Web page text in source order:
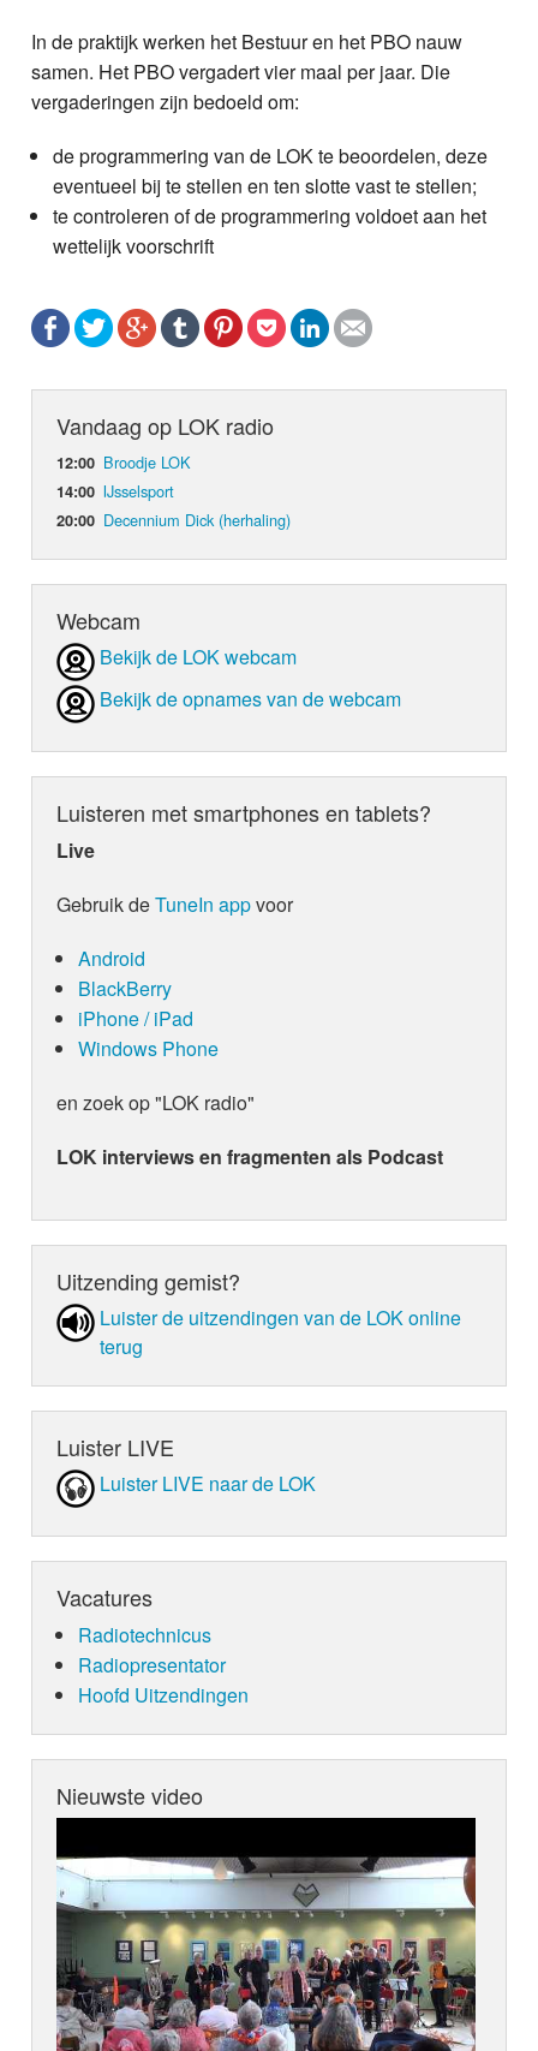
In de praktijk werken het Bestuur en het PBO nauw
samen. Het PBO vergadert vier maal per jaar. Die
vergaderingen zijn bedoeld om:
de programmering van de LOK te beoordelen, deze
eventueel bij te stellen en ten slotte vast te stellen;
te controleren of de programmering voldoet aan het
wettelijk voorschrift
Vandaag op LOK radio
12:00 Broodje LOK
14:00 IJsselsport
20:00 Decennium Dick (herhaling)
Webcam
Bekijk de LOK webcam
Bekijk de opnames van de webcam
Luisteren met smartphones en tablets?
Live
Gebruik deTuneIn appvoor
Android
BlackBerry
iPhone / iPad
Windows Phone
en zoek op "LOK radio"
LOK interviews en fragmenten als Podcast
Uitzending gemist?
Luister de uit­zen­din­gen van de LOK online
terug
Luister LIVE
Luister LIVE naar de LOK
Vacatures
Radiotechnicus
Radiopresentator
Hoofd Uitzendingen
Nieuwste video